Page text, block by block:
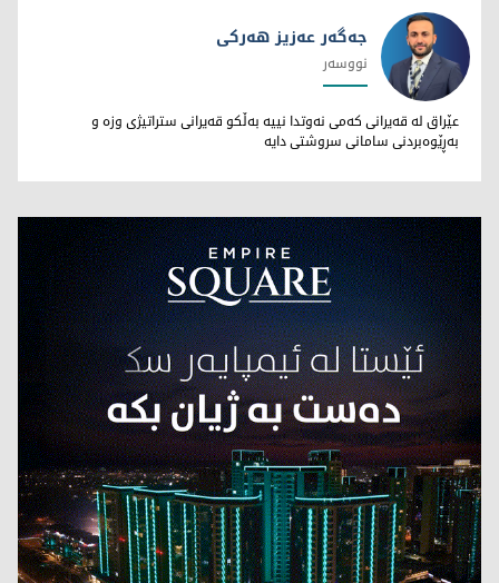
جەگەر عەزیز هەرکی
جەگەر عەزیز هەرکی
نووسەر
عێراق لە قەیرانی کەمی نەوتدا نییە بەڵکو قەیرانی ستراتیژی وزە و
بەڕێوەبردنی سامانی سروشتی دایە